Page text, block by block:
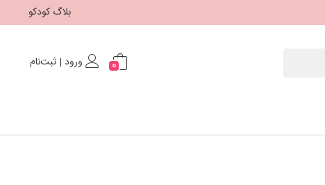
بلاگ کودکو
0 ورود | ثبت‌نام